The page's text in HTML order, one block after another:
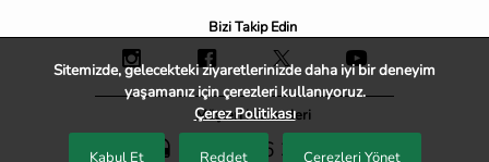
Bizi Takip Edin
Müşteri Hizmetleri
0850 466 33 33
Sitemizde, gelecekteki ziyaretlerinizde daha iyi bir deneyim
yaşamanız için çerezleri kullanıyoruz.
Çerez Politikası
Kabul Et Reddet Çerezleri Yönet